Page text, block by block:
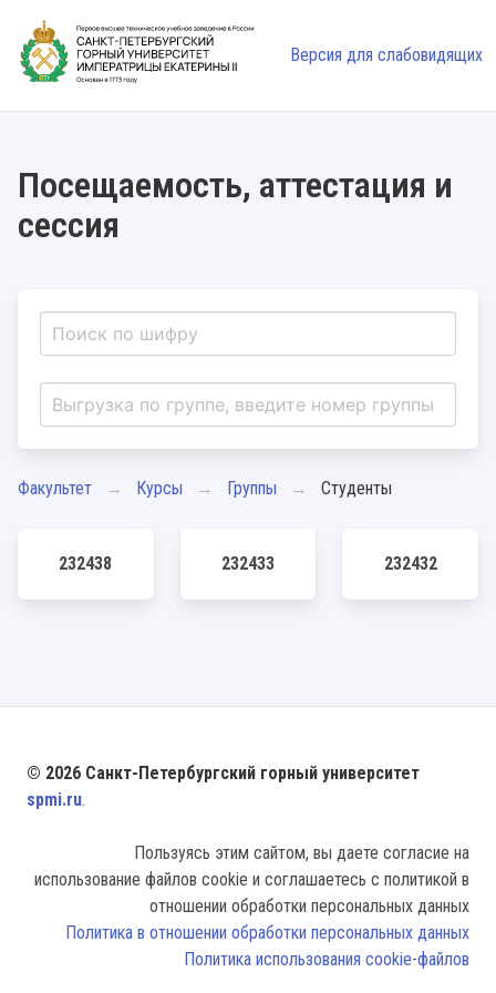
Версия для слабовидящих
Посещаемость, аттестация и
сессия
Факультет Курсы Группы Студенты
232438 232433 232432
© 2026 Санкт-Петербургский горный университет
spmi.ru.
Пользуясь этим сайтом, вы даете согласие на
использование файлов cookie и соглашаетесь с политикой в
отношении обработки персональных данных
Политика в отношении обработки персональных данных
Политика использования cookie-файлов